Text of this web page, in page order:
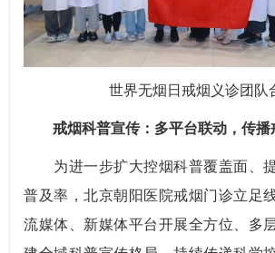
世界无烟日戒烟义诊团队
戒烟科普宣传：多平台联动，传播
为进一步扩大控烟科普覆盖面、
普及率，北京朝阳医院戒烟门诊立足
流媒体、新媒体平台开展全方位、多